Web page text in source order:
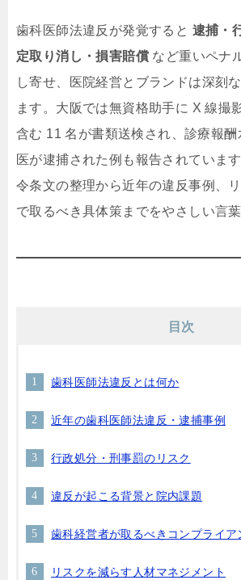
歯科医師法違反が発覚すると 逮捕・
定取り消し・損害賠償 など重いペナ
し寄せ、医院経営とブランドは深刻
ます。大阪では無資格助手に X 線撮
含む 11 名が書類送検され、診療報酬
医が逮捕された例も報告されていま
令条文の整理から近年の違反事例、
で取るべき具体策までをやさしい言
目次
歯科医師法違反とは何か
近年の歯科医師法違反・逮捕事例
行政処分・刑事罰のリスク
違反が起こる背景と院内課題
歯科経営者が取るべきコンプライア
リスクを減らす人材マネジメント